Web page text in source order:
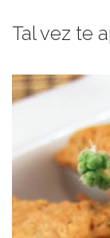
Tal vez te